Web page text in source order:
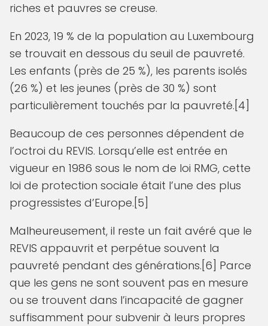
riches et pauvres se creuse.
En 2023, 19 % de la population au Luxembourg
se trouvait en dessous du seuil de pauvreté.
Les enfants (près de 25 %), les parents isolés
(26 %) et les jeunes (près de 30 %) sont
particulièrement touchés par la pauvreté.[4]
Beaucoup de ces personnes dépendent de
l’octroi du REVIS. Lorsqu’elle est entrée en
vigueur en 1986 sous le nom de loi RMG, cette
loi de protection sociale était l’une des plus
progressistes d’Europe.[5]
Malheureusement, il reste un fait avéré que le
REVIS appauvrit et perpétue souvent la
pauvreté pendant des générations.[6] Parce
que les gens ne sont souvent pas en mesure
ou se trouvent dans l’incapacité de gagner
suffisamment pour subvenir à leurs propres